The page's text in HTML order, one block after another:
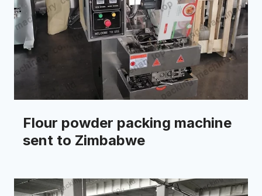
Flour powder packing machine
sent to Zimbabwe